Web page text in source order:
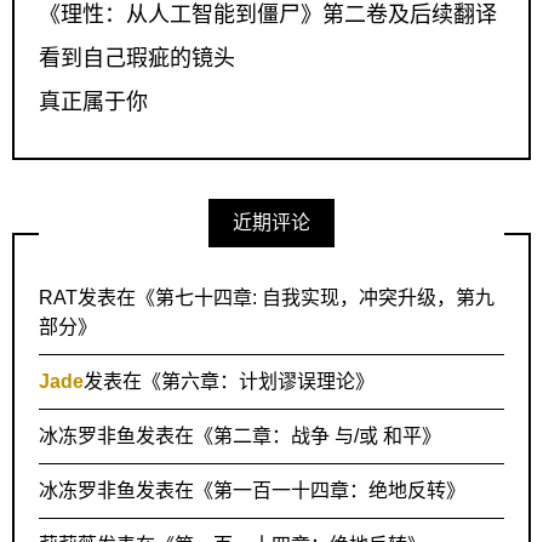
《理性：从人工智能到僵尸》第二卷及后续翻译
看到自己瑕疵的镜头
真正属于你
近期评论
RAT发表在《第七十四章: 自我实现，冲突升级，第九
部分》
Jade发表在《第六章：计划谬误理论》
冰冻罗非鱼发表在《第二章：战争 与/或 和平》
冰冻罗非鱼发表在《第一百一十四章：绝地反转》